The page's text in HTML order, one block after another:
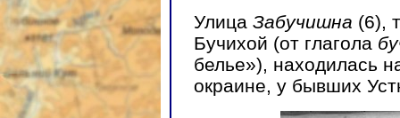
Улица Забучишна (6),
Бучихой (от глагола
белье»), находилась
окраине, у бывших